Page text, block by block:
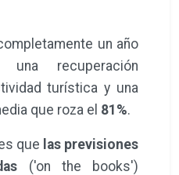
un año
recuperación
turística y una
que roza el 81%.
que las previsiones
('on the books')